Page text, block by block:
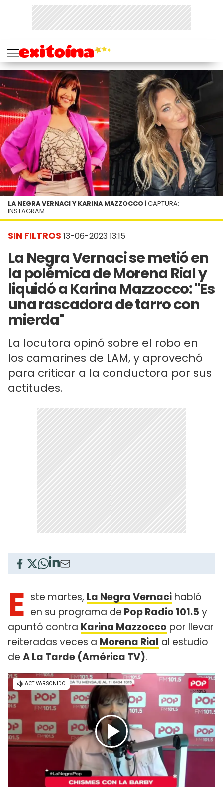
SIN FILTROS 13-06-2023 13:15
La Negra Vernaci se metió en
la polémica de Morena Rial y
liquidó a Karina Mazzocco: "Es
una rascadora de tarro con
mierda"
La locutora opinó sobre el robo en
los camarines de LAM, y aprovechó
para criticar a la conductora por sus
actitudes.
LA NEGRA VERNACI Y KARINA MAZZOCCO | CAPTURA:
INSTAGRAM
E ste martes, La Negra Vernaci habló
en su programa de Pop Radio 101.5 y
apuntó contra Karina Mazzocco por llevar
reiteradas veces a Morena Rial al estudio
de A La Tarde (América TV).